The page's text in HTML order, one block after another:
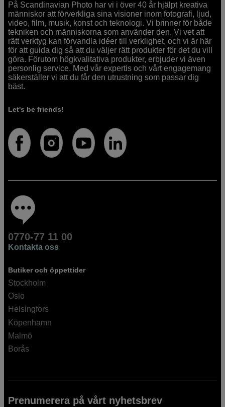
På Scandinavian Photo har vi i över 40 år hjälpt kreativa
människor att förverkliga sina visioner inom fotografi, ljud,
video, film, musik, konst och teknologi. Vi brinner för både
tekniken och människorna som använder den. Vi vet att
rätt verktyg kan förvandla idéer till verklighet, och vi är här
för att guida dig så att du väljer rätt produkter för det du vill
göra. Förutom högkvalitativa produkter, erbjuder vi även
personlig service. Med vår expertis och vårt engagemang
säkerställer vi att du får den utrustning som passar dig
bäst.
Let's be friends!
0770-77 11 00
Kontakta oss
Butiker och öppettider
Stockholm
Oslo
Helsingfors
Köpenhamn
Malmö
Borås
Prenumerera på vårt nyhetsbrev